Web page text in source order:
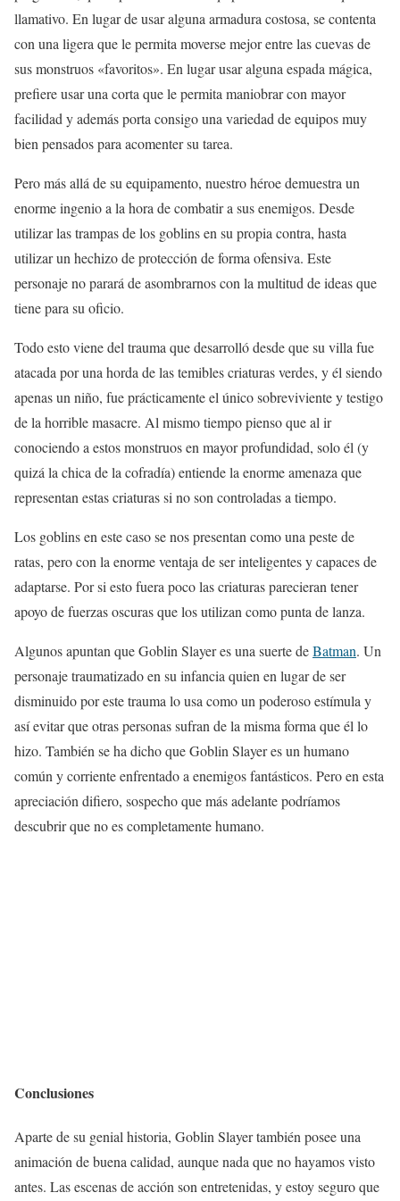
llamativo. En lugar de usar alguna armadura costosa, se contenta
con una ligera que le permita moverse mejor entre las cuevas de
sus monstruos «favoritos». En lugar usar alguna espada mágica,
prefiere usar una corta que le permita maniobrar con mayor
facilidad y además porta consigo una variedad de equipos muy
bien pensados para acomenter su tarea.
Pero más allá de su equipamento, nuestro héroe demuestra un
enorme ingenio a la hora de combatir a sus enemigos. Desde
utilizar las trampas de los goblins en su propia contra, hasta
utilizar un hechizo de protección de forma ofensiva. Este
personaje no parará de asombrarnos con la multitud de ideas que
tiene para su oficio.
Todo esto viene del trauma que desarrolló desde que su villa fue
atacada por una horda de las temibles criaturas verdes, y él siendo
apenas un niño, fue prácticamente el único sobreviviente y testigo
de la horrible masacre. Al mismo tiempo pienso que al ir
conociendo a estos monstruos en mayor profundidad, solo él (y
quizá la chica de la cofradía) entiende la enorme amenaza que
representan estas criaturas si no son controladas a tiempo.
Los goblins en este caso se nos presentan como una peste de
ratas, pero con la enorme ventaja de ser inteligentes y capaces de
adaptarse. Por si esto fuera poco las criaturas parecieran tener
apoyo de fuerzas oscuras que los utilizan como punta de lanza.
Algunos apuntan que Goblin Slayer es una suerte deBatman. Un
personaje traumatizado en su infancia quien en lugar de ser
disminuido por este trauma lo usa como un poderoso estímula y
así evitar que otras personas sufran de la misma forma que él lo
hizo. También se ha dicho que Goblin Slayer es un humano
común y corriente enfrentado a enemigos fantásticos. Pero en esta
apreciación difiero, sospecho que más adelante podríamos
descubrir que no es completamente humano.
Conclusiones
Aparte de su genial historia, Goblin Slayer también posee una
animación de buena calidad, aunque nada que no hayamos visto
antes. Las escenas de acción son entretenidas, y estoy seguro que